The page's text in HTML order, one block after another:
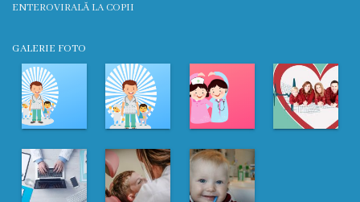
ENTEROVIRALĂ LA COPII
GALERIE FOTO